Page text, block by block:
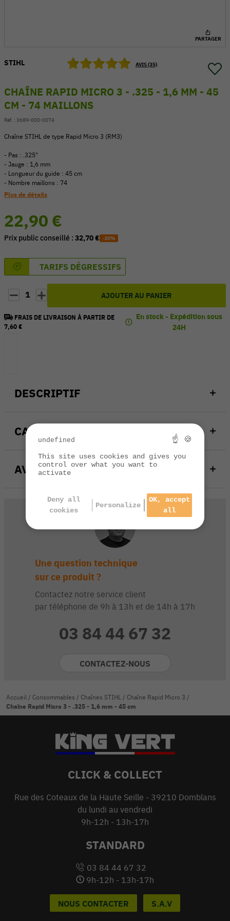
V
PARTAGER
DESCRIPTIF
CARACTÉRISTIQUES
AVIS
STIHL AVIS (35)
CHAÎNE RAPID MICRO 3 - .325 - 1,6 MM - 45
CM - 74 MAILLONS
Réf. : 3689-000-0074
Chaîne STIHL de type Rapid Micro 3 (RM3)
- Pas : .325"
- Jauge : 1,6 mm
- Longueur du guide : 45 cm
- Nombre maillons : 74
Plus de détails
22,90 €
Prix public conseillé : 32,70 € -30%
TARIFS DÉGRESSIFS
1 AJOUTER AU PANIER
FRAIS DE LIVRAISON À PARTIR DE
7,60 €
En stock - Expédition sous
24H
Une question technique
sur ce produit ?
Contactez notre service client
par téléphone de 9h à 13h et de 14h à 17h
03 84 44 67 32
CONTACTEZ-NOUS
Accueil / Consommables / Chaînes STIHL / Chaîne Rapid Micro 3 /
Chaîne Rapid Micro 3 - .325 - 1,6 mm - 45 cm
CLICK & COLLECT
Rue des Coteaux de la Haute Seille - 39210 Domblans
du lundi au vendredi
9h-12h - 13h-17h
STANDARD
03 84 44 67 32
9h-12h - 13h-17h
NOUS CONTACTER S.A.V
undefined ☝ 🍪
This site uses cookies and gives you
control over what you want to
activate
Deny all
cookies
Personalize
OK, accept
all